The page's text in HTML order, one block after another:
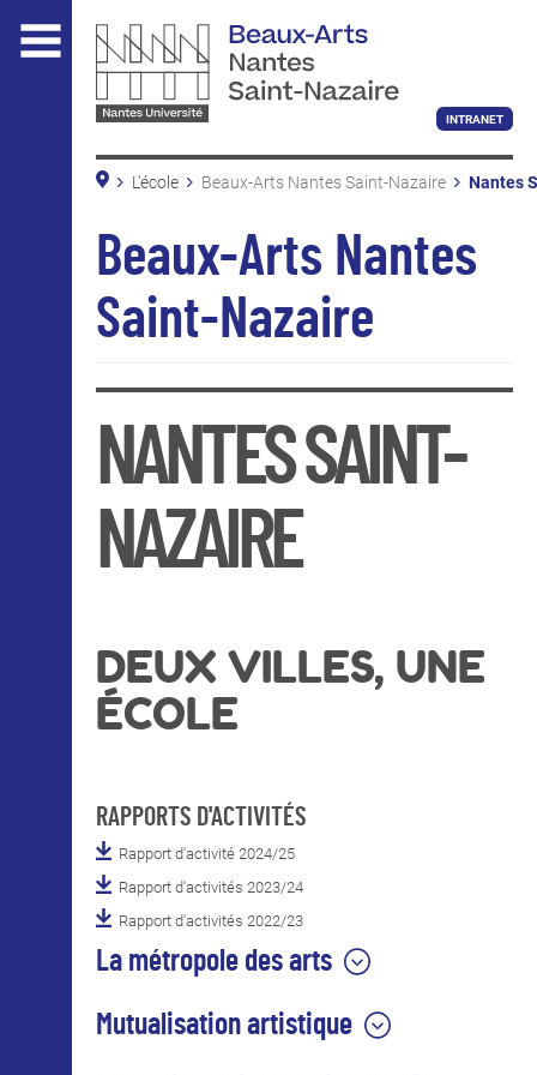
contenu
L'ÉCOLE
Beaux-Arts Nantes Saint-Nazaire
La bibliothèque
Nous soutenir
ENSEIGNEMENT
INTERNATIONAL
COURS PUBLICS
CONTACTS
INTRANET
L'école Beaux-Arts Nantes Saint-Nazaire
Nantes
Nantes
Pôles
Les
Beaux-Arts Nantes
Saint-Nazaire
NANTES SAINT-
NAZAIRE
DEUX VILLES, UNE
ÉCOLE
RAPPORTS D'ACTIVITÉS
Rapport d'activité 2024/25
Rapport d'activités 2023/24
Rapport d'activités 2022/23
La métropole des arts
Territoire artistique et culturel reconnu en
Mutualisation artistique